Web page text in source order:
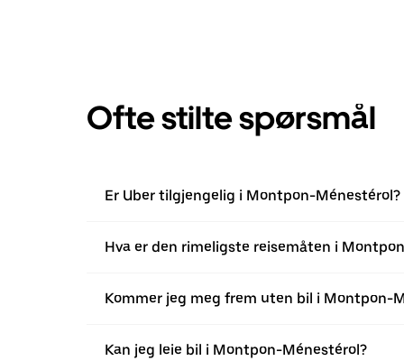
Ofte stilte spørsmål
Er Uber tilgjengelig i Montpon-Ménestérol?
Hva er den rimeligste reisemåten i
Kommer jeg meg frem uten bil i Montpon-
Kan jeg leie bil i Montpon-Ménestérol?